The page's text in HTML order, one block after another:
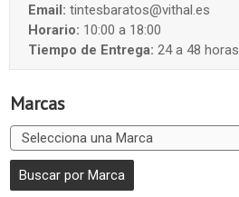
Marcas
Email: tintesbaratos@vithal.es
Horario: 10:00 a 18:00
Tiempo de Entrega: 24 a 48 horas